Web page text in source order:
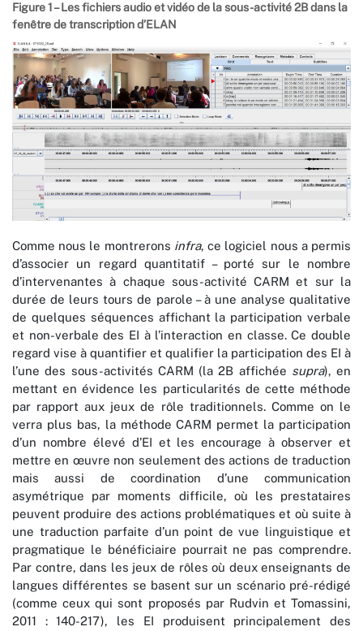
Figure 1 – Les fichiers audio et vidéo de la sous-activité 2B dans la
fenêtre de transcription d’ELAN
Comme nous le montrerons infra, ce logiciel nous a permis
d’associer un regard quantitatif – porté sur le nombre
d’intervenantes à chaque sous-activité CARM et sur la
durée de leurs tours de parole – à une analyse qualitative
de quelques séquences affichant la participation verbale
et non-verbale des EI à l’interaction en classe. Ce double
regard vise à quantifier et qualifier la participation des EI à
l’une des sous-activités CARM (la 2B affichée supra), en
mettant en évidence les particularités de cette méthode
par rapport aux jeux de rôle traditionnels. Comme on le
verra plus bas, la méthode CARM permet la participation
d’un nombre élevé d’EI et les encourage à observer et
mettre en œuvre non seulement des actions de traduction
mais aussi de coordination d’une communication
asymétrique par moments difficile, où les prestataires
peuvent produire des actions problématiques et où suite à
une traduction parfaite d’un point de vue linguistique et
pragmatique le bénéficiaire pourrait ne pas comprendre.
Par contre, dans les jeux de rôles où deux enseignants de
langues différentes se basent sur un scénario pré-rédigé
(comme ceux qui sont proposés par Rudvin et Tomassini,
2011 : 140-217), les EI produisent principalement des